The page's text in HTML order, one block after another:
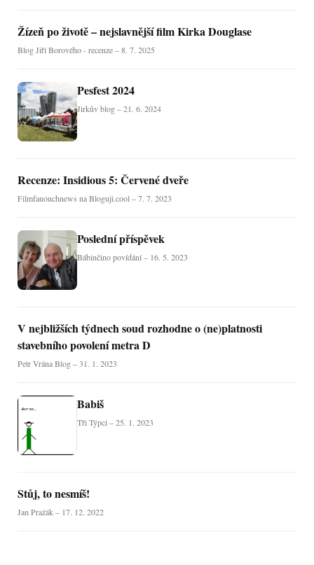
Žízeň po životě – nejslavnější film Kirka Douglase
Blog Jiří Borového - recenze – 8. 7. 2025
Pesfest 2024
Jirkův blog – 21. 6. 2024
Recenze: Insidious 5: Červené dveře
Filmfanouchnews na Bloguji.cool – 7. 7. 2023
Poslední příspěvek
Bábinčino povídání – 16. 5. 2023
V nejbližších týdnech soud rozhodne o (ne)platnosti
stavebního povolení metra D
Petr Vrána Blog – 31. 1. 2023
Babiš
Tři Týpci – 25. 1. 2023
Stůj, to nesmíš!
Jan Pražák – 17. 12. 2022